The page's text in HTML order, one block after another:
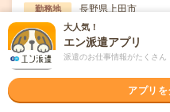
勤務地
長野県上田市
神畑駅から車5分／
曜日頻度
月～金（週5日） ※
勤、土曜出勤が無い
08:00～17:00(実働
は午前15分、昼45
大人気！
エン派遣アプリ
派遣のお仕事情報がたくさん
アプリ